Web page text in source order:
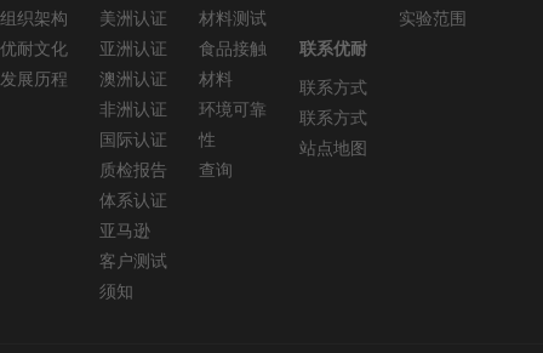
组织架构
优耐文化
发展历程
美洲认证
亚洲认证
澳洲认证
非洲认证
国际认证
质检报告
体系认证
亚马逊
客户测试
须知
材料测试
食品接触
材料
环境可靠
性
查询
实验范围
联系优耐
联系方式
联系方式
站点地图